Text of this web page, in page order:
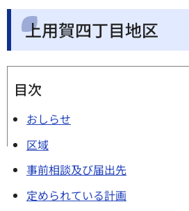
上用賀四丁目地区
目次
おしらせ
区域
事前相談及び届出先
定められている計画